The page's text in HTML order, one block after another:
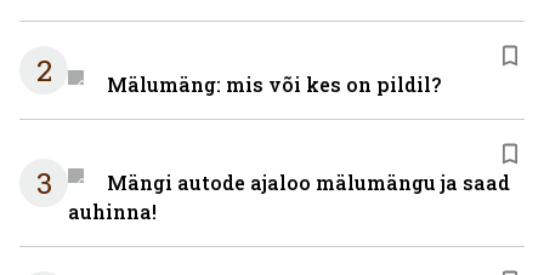
2 Mälumäng: mis või kes on pildil?
3
Mängi autode ajaloo mälumängu ja saad
auhinna!